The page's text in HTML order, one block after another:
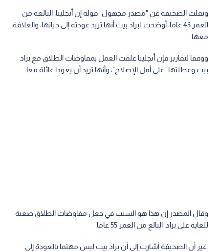
ونقلت الصحيفة عن "مصدر مجهول" قوله إن أنجلينا، البالغة من
العمر 43 عاما، أوضحت لبراد بيت أنها تريد عودته إلى حياتها، والعلاقة
معها.
ووفقا لتقارير فإن أنجلينا علقت العمل بمفاوضات الطلاق مع براد
بيت وعطلتها "على أمل الإصلاح"، وأنها تريد أن يعودا عائلة معا.
وقال المصدر إن هذا هو السبب في جعل مفاوضات الطلاق صعبة
للغاية على براد، البالغ من العمر 55 عاما.
غير أن الصحيفة أشارت إلى أن براد بيت ليس مهتما بالعودة إلى